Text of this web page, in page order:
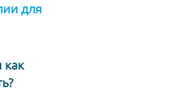
для
как